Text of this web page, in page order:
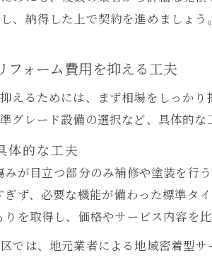
、納得した上で契約を進めましょう。
フォーム費用を抑える工夫
えるためには、まず相場をしっか
グレード設備の選択など、具体的な
体的な工夫
が目立つ部分のみ補修や塗装を行う
ず、必要な機能が備わった標準タ
を取得し、価格やサービス内容を
では、地元業者による地域密着型